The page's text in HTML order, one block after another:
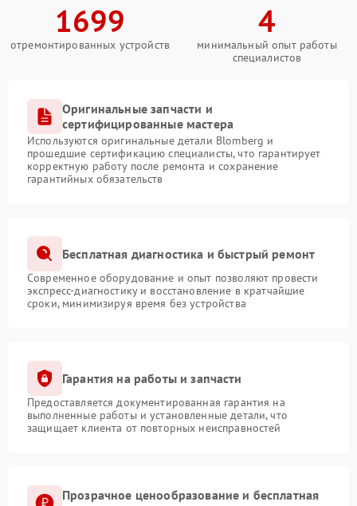
1699
отремонтированных устройств
4
минимальный опыт работы
специалистов
Оригинальные запчасти и
сертифицированные мастера
Используются оригинальные детали Blomberg и
прошедшие сертификацию специалисты, что гарантирует
корректную работу после ремонта и сохранение
гарантийных обязательств
Бесплатная диагностика и быстрый ремонт
Современное оборудование и опыт позволяют провести
экспресс-диагностику и восстановление в кратчайшие
сроки, минимизируя время без устройства
Гарантия на работы и запчасти
Предоставляется документированная гарантия на
выполненные работы и установленные детали, что
защищает клиента от повторных неисправностей
Прозрачное ценообразование и бесплатная